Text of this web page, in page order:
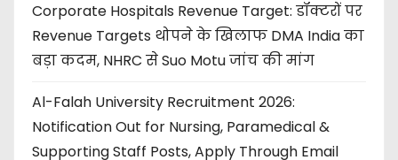
Corporate Hospitals Revenue Target: डॉक्टरों पर
Revenue Targets थोपने के खिलाफ DMA India का
बड़ा कदम, NHRC से Suo Motu जांच की मांग
Al-Falah University Recruitment 2026:
Notification Out for Nursing, Paramedical &
Supporting Staff Posts, Apply Through Email